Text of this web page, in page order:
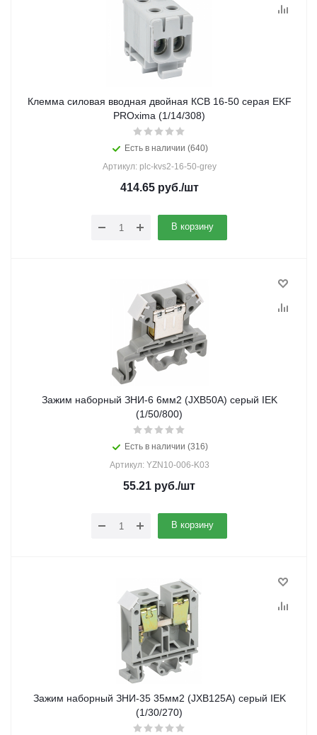
Клемма силовая вводная двойная КСВ 16-50 серая EKF
PROxima (1/14/308)
Есть в наличии (640)
Артикул: plc-kvs2-16-50-grey
414.65руб./шт
В корзину
Зажим наборный ЗНИ-6 6мм2 (JXB50А) серый IEK
(1/50/800)
Есть в наличии (316)
Артикул: YZN10-006-K03
55.21 руб./шт
В корзину
Зажим наборный ЗНИ-35 35мм2 (JXB125А) серый IEK
(1/30/270)